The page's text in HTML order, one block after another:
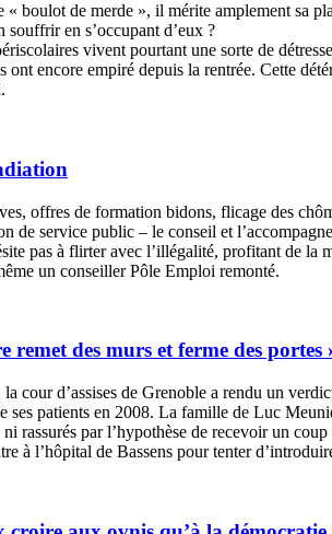
« boulot de merde », il mérite amplement sa
souffrir en s’occupant d’eux ?
vivent pourtant une sorte de
ont encore empiré depuis la rentrée. Cette
offres de formation bidons, flicage des
de service public – le conseil et
pas à flirter avec l’illégalité, profitant de la
un conseiller Pôle Emploi remonté.
remet des murs et ferme des portes
cour d’assises de Grenoble a rendu un
ses patients en 2008. La famille de Luc
rassurés par l’hypothèse de recevoir un
à l’hôpital de Bassens pour tenter